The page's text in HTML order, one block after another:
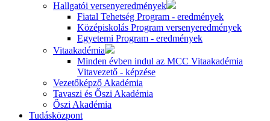
Hallgatói versenyeredmények
Fiatal Tehetség Program - eredmények
Középiskolás Program versenyeredmények
Egyetemi Program - eredmények
Vitaakadémia
Minden évben indul az MCC Vitaakadémia
Vitavezető - képzése
Vezetőképző Akadémia
Tavaszi és Őszi Akadémia
Őszi Akadémia
Tudásközpont